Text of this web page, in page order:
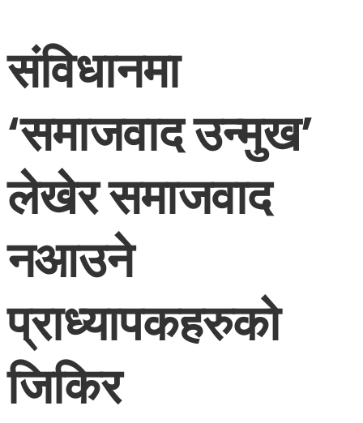
संविधानमा
‘समाजवाद उन्मुख’
लेखेर समाजवाद
नआउने
प्राध्यापकहरुको
जिकिर